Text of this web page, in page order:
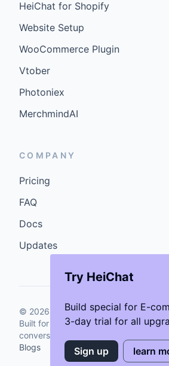
Try HeiChat
Build special for E-
3-day trial for all
Sign up learn
HeiChat for Shopify
Website Setup
WooCommerce Plugin
Vtober
Photoniex
MerchmindAI
COMPANY
Pricing
FAQ
Docs
Updates
© 2026 GenCybers Inc. All rights
Built for storefronts that want faster
conversions.
Blogs